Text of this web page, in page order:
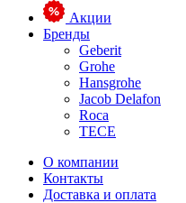
Акции
Бренды
Geberit
Grohe
Hansgrohe
Jacob Delafon
Roca
TECE
О компании
Контакты
Доставка и оплата